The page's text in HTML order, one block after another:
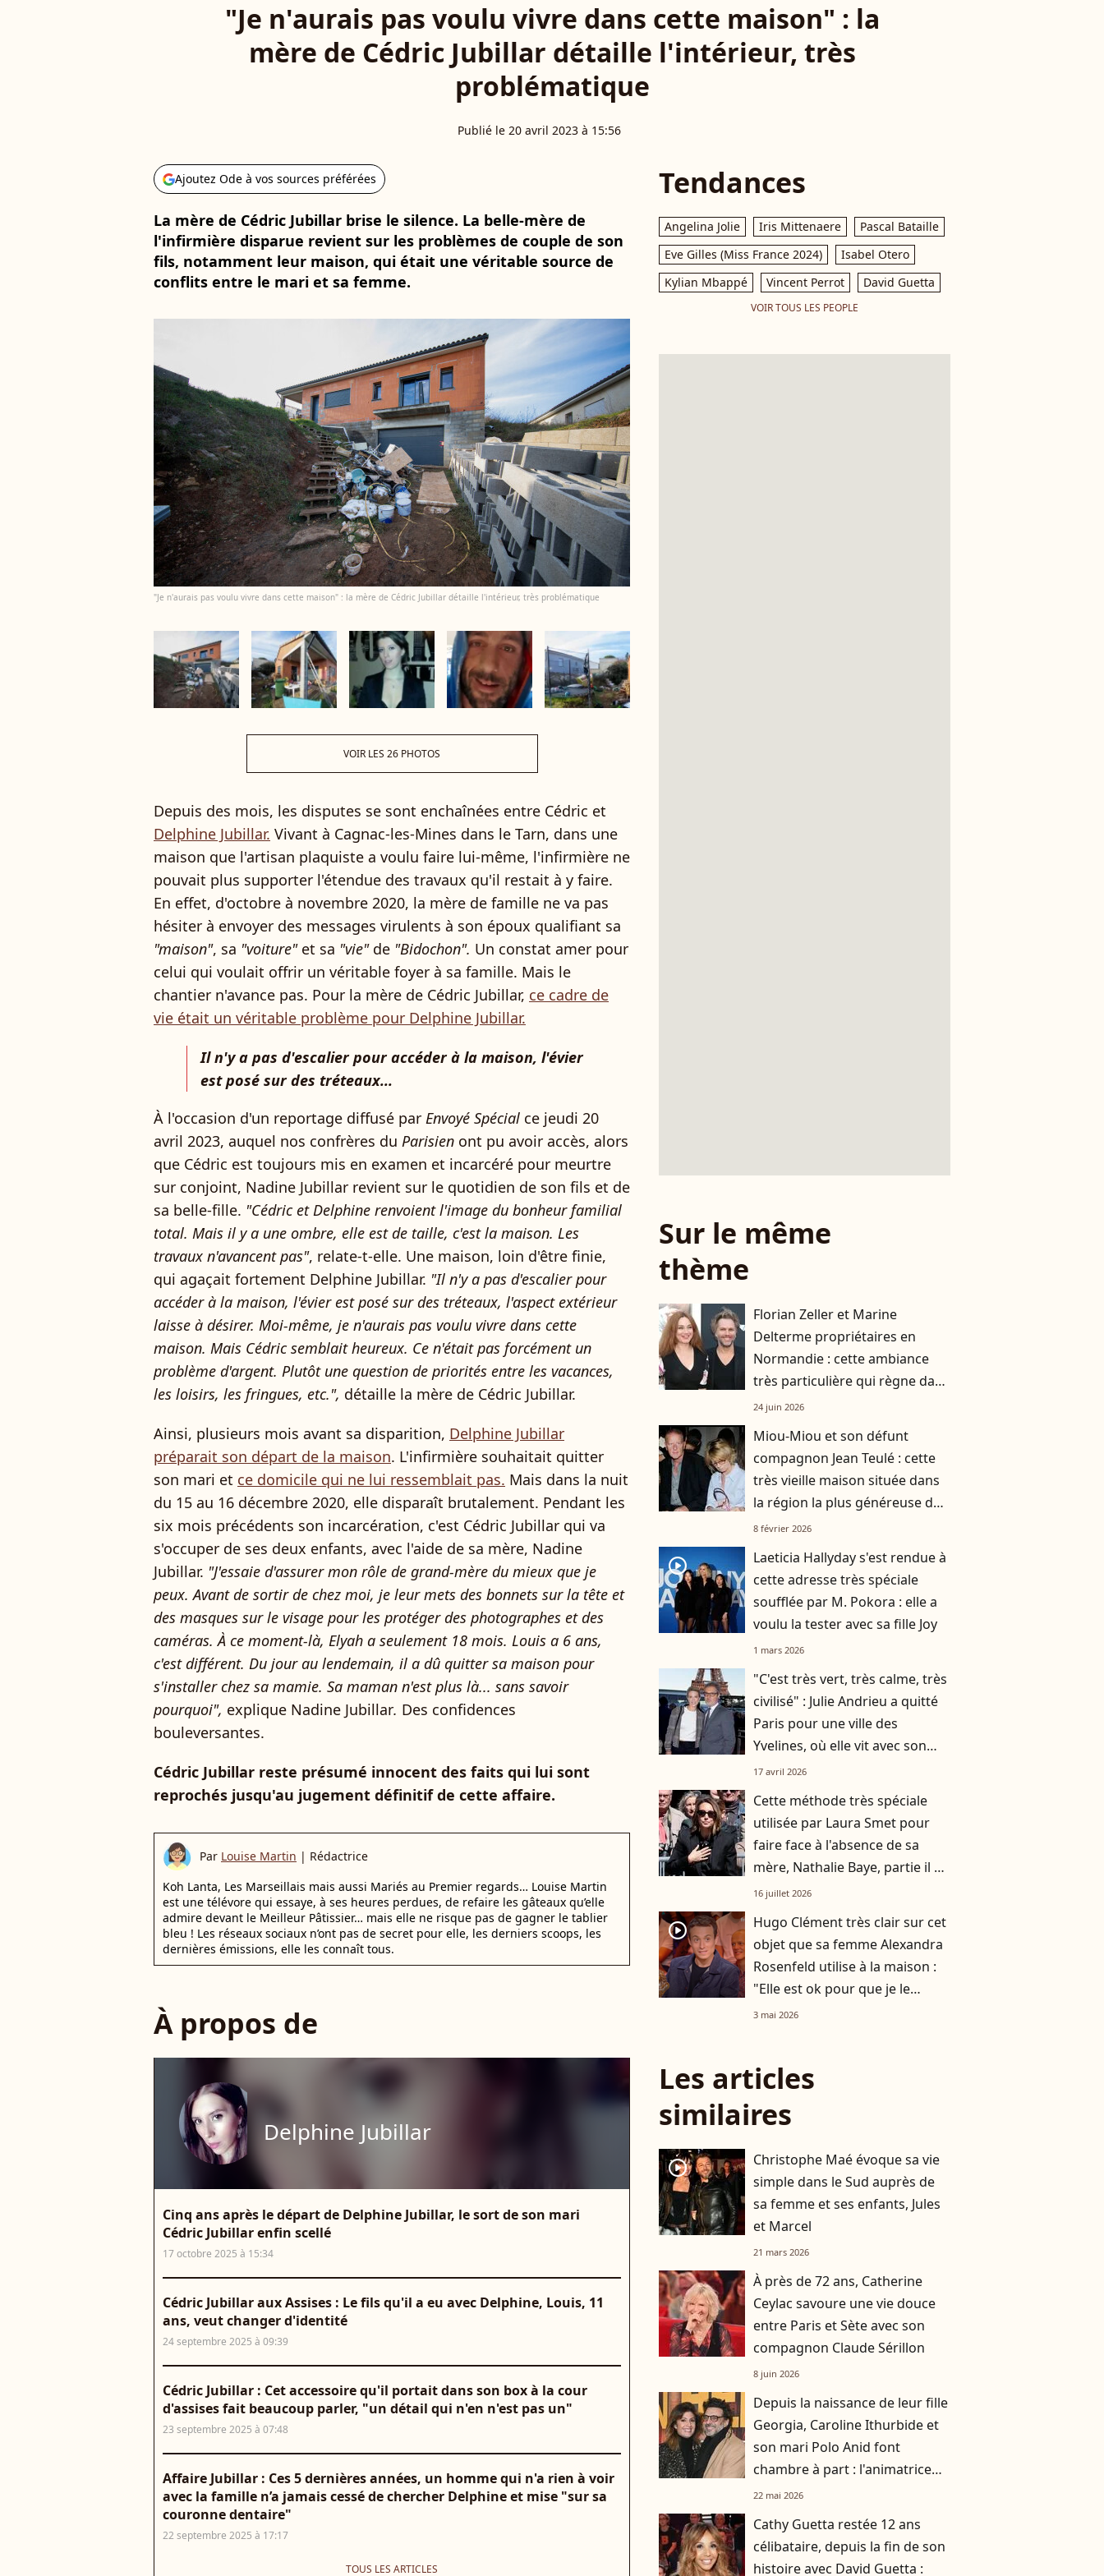
"Je n'aurais pas voulu vivre dans cette maison" : la
mère de Cédric Jubillar détaille l'intérieur, très
problématique
Publié le 20 avril 2023 à 15:56
Ajoutez Ode à vos sources préférées
La mère de Cédric Jubillar brise le silence. La belle-mère de
l'infirmière disparue revient sur les problèmes de couple de son
fils, notamment leur maison, qui était une véritable source de
conflits entre le mari et sa femme.
"Je n'aurais pas voulu vivre dans cette maison" : la mère de Cédric Jubillar détaille l'intérieur, très problématique
VOIR LES 26 PHOTOS
Depuis des mois, les disputes se sont enchaînées entre Cédric et
Delphine Jubillar. Vivant à Cagnac-les-Mines dans le Tarn, dans une
maison que l'artisan plaquiste a voulu faire lui-même, l'infirmière ne
pouvait plus supporter l'étendue des travaux qu'il restait à y faire.
En effet, d'octobre à novembre 2020, la mère de famille ne va pas
hésiter à envoyer des messages virulents à son époux qualifiant sa
"maison", sa "voiture"et sa "vie"de "Bidochon". Un constat amer pour
celui qui voulait offrir un véritable foyer à sa famille. Mais le
chantier n'avance pas. Pour la mère de Cédric Jubillar, ce cadre de
vie était un véritable problème pour Delphine Jubillar.
Il n'y a pas d'escalier pour accéder à la maison, l'évier
est posé sur des tréteaux...
À l'occasion d'un reportage diffusé par Envoyé Spécial ce jeudi 20
avril 2023, auquel nos confrères du Parisien ont pu avoir accès, alors
que Cédric est toujours mis en examen et incarcéré pour meurtre
sur conjoint, Nadine Jubillar revient sur le quotidien de son fils et de
sa belle-fille. "Cédric et Delphine renvoient l'image du bonheur familial
total. Mais il y a une ombre, elle est de taille, c'est la maison. Les
travaux n'avancent pas", relate-t-elle. Une maison, loin d'être finie,
qui agaçait fortement Delphine Jubillar. "Il n'y a pas d'escalier pour
accéder à la maison, l'évier est posé sur des tréteaux, l'aspect extérieur
laisse à désirer. Moi-même, je n'aurais pas voulu vivre dans cette
maison. Mais Cédric semblait heureux. Ce n'était pas forcément un
problème d'argent. Plutôt une question de priorités entre les vacances,
les loisirs, les fringues, etc.", détaille la mère de Cédric Jubillar.
Ainsi, plusieurs mois avant sa disparition, Delphine Jubillar
préparait son départ de la maison. L'infirmière souhaitait quitter
son mari et ce domicile qui ne lui ressemblait pas. Mais dans la nuit
du 15 au 16 décembre 2020, elle disparaît brutalement. Pendant les
six mois précédents son incarcération, c'est Cédric Jubillar qui va
s'occuper de ses deux enfants, avec l'aide de sa mère, Nadine
Jubillar. "J'essaie d'assurer mon rôle de grand-mère du mieux que je
peux. Avant de sortir de chez moi, je leur mets des bonnets sur la tête et
des masques sur le visage pour les protéger des photographes et des
caméras. À ce moment-là, Elyah a seulement 18 mois. Louis a 6 ans,
c'est différent. Du jour au lendemain, il a dû quitter sa maison pour
s'installer chez sa mamie. Sa maman n'est plus là... sans savoir
pourquoi", explique Nadine Jubillar. Des confidences
bouleversantes.
Cédric Jubillar reste présumé innocent des faits qui lui sont
reprochés jusqu'au jugement définitif de cette affaire.
Par Louise Martin | Rédactrice
Koh Lanta, Les Marseillais mais aussi Mariés au Premier regards… Louise Martin
est une télévore qui essaye, à ses heures perdues, de refaire les gâteaux qu’elle
admire devant le Meilleur Pâtissier… mais elle ne risque pas de gagner le tablier
bleu ! Les réseaux sociaux n’ont pas de secret pour elle, les derniers scoops, les
dernières émissions, elle les connaît tous.
À propos de
Delphine Jubillar
Cinq ans après le départ de Delphine Jubillar, le sort de son mari
Cédric Jubillar enfin scellé
17 octobre 2025 à 15:34
Cédric Jubillar aux Assises : Le fils qu'il a eu avec Delphine, Louis, 11
ans, veut changer d'identité
24 septembre 2025 à 09:39
Cédric Jubillar : Cet accessoire qu'il portait dans son box à la cour
d'assises fait beaucoup parler, "un détail qui n'en n'est pas un"
23 septembre 2025 à 07:48
Affaire Jubillar : Ces 5 dernières années, un homme qui n'a rien à voir
avec la famille n’a jamais cessé de chercher Delphine et mise "sur sa
couronne dentaire"
22 septembre 2025 à 17:17
TOUS LES ARTICLES
Tendances
Angelina Jolie Iris Mittenaere
Pascal Bataille
Eve Gilles (Miss France 2024)
Isabel Otero
Kylian Mbappé
Vincent Perrot David Guetta
VOIR TOUS LES PEOPLE
Sur le même
thème
Florian Zeller et Marine
Delterme propriétaires en
Normandie : cette ambiance
très particulière qui règne dans
leur maison
24 juin 2026
Miou-Miou et son défunt
compagnon Jean Teulé : cette
très vieille maison située dans
la région la plus généreuse de
France où ils ont passé de si
8 février 2026
player2
Laeticia Hallyday s'est rendue à
cette adresse très spéciale
soufflée par M. Pokora : elle a
voulu la tester avec sa fille Joy
1 mars 2026
"C'est très vert, très calme, très
civilisé" : Julie Andrieu a quitté
Paris pour une ville des
Yvelines, où elle vit avec son
mari et leurs deux enfants
17 avril 2026
Cette méthode très spéciale
utilisée par Laura Smet pour
faire face à l'absence de sa
mère, Nathalie Baye, partie il y
a trois mois
16 juillet 2026
player2
Hugo Clément très clair sur cet
objet que sa femme Alexandra
Rosenfeld utilise à la maison :
"Elle est ok pour que je le
dise..."
3 mai 2026
Les articles
similaires
player2
Christophe Maé évoque sa vie
simple dans le Sud auprès de
sa femme et ses enfants, Jules
et Marcel
21 mars 2026
À près de 72 ans, Catherine
Ceylac savoure une vie douce
entre Paris et Sète avec son
compagnon Claude Sérillon
8 juin 2026
Depuis la naissance de leur fille
Georgia, Caroline Ithurbide et
son mari Polo Anid font
chambre à part : l'animatrice
s'en explique
22 mai 2026
Cathy Guetta restée 12 ans
célibataire, depuis la fin de son
histoire avec David Guetta :